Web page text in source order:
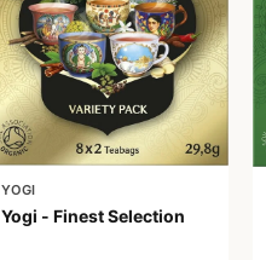
YOGI
Yogi - Finest Selection